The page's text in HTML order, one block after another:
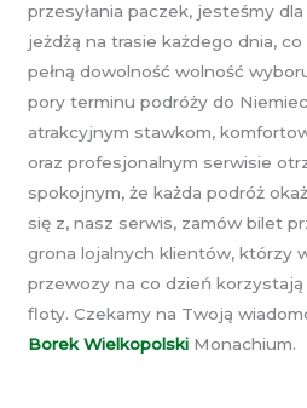
przesyłania paczek, jesteśmy
jeżdżą na trasie każdego dnia,
pełną dowolność wolność
pory terminu podróży do
atrakcyjnym stawkom,
oraz profesjonalnym serwisie
spokojnym, że każda podróż
się z, nasz serwis, zamów bilet
grona lojalnych klientów, którzy
przewozy na co dzień
floty. Czekamy na Twoją
Borek Wielkopolski Monachium.